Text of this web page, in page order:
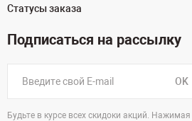
Статусы заказа
Подписаться на рассылку
OK
Будьте в курсе всех скидоки акций. Нажимая